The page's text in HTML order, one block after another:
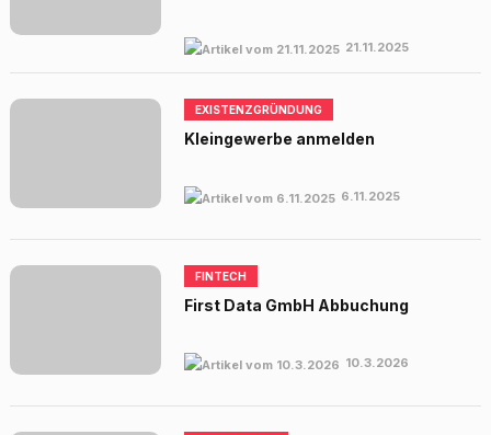
21.11.2025
EXISTENZGRÜNDUNG
Kleingewerbe anmelden
6.11.2025
FINTECH
First Data GmbH Abbuchung
10.3.2026